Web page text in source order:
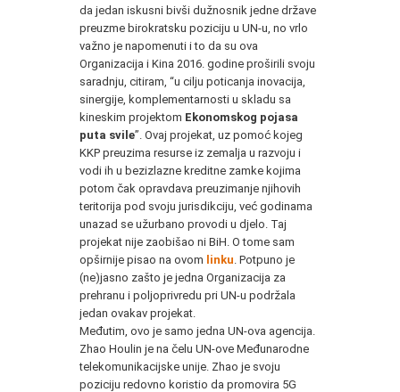
da jedan iskusni bivši dužnosnik jedne države
preuzme birokratsku poziciju u UN-u, no vrlo
važno je napomenuti i to da su ova
Organizacija i Kina 2016. godine proširili svoju
saradnju, citiram, “u cilju poticanja inovacija,
sinergije, komplementarnosti u skladu sa
kineskim projektom Ekonomskog pojasa
puta svile”. Ovaj projekat, uz pomoć kojeg
KKP preuzima resurse iz zemalja u razvoju i
vodi ih u bezizlazne kreditne zamke kojima
potom čak opravdava preuzimanje njihovih
teritorija pod svoju jurisdikciju, već godinama
unazad se užurbano provodi u djelo. Taj
projekat nije zaobišao ni BiH. O tome sam
opširnije pisao na ovom linku . Potpuno je
(ne)jasno zašto je jedna Organizacija za
prehranu i poljoprivredu pri UN-u podržala
jedan ovakav projekat.
Međutim, ovo je samo jedna UN-ova agencija.
Zhao Houlin je na čelu UN-ove Međunarodne
telekomunikacijske unije. Zhao je svoju
poziciju redovno koristio da promovira 5G